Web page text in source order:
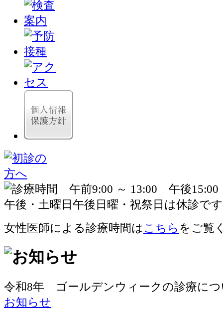
女性医師による診療時間は こちら をご覧
令和8年 ゴールデンウィークの診療に
お知らせ